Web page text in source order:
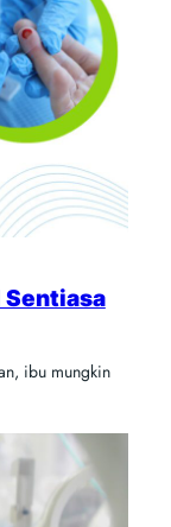
Sentiasa
ibu mungkin